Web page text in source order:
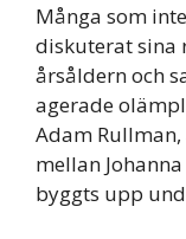
Många som
diskuterat sina
årsåldern och
agerade
Adam
mellan
byggts upp